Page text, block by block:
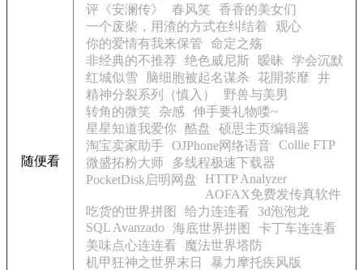
随便看
评《安澜传》
春风笑
香香的美女们
一个废柴，用渣的方式在纠结着
观心
你的爱情有我来保管
命定之殇
非经典的不推荐
绝色威尼斯 暧昧
学会沉默
红城似雪
脑细胞被起名谋杀 花開茶靡
井
精神分裂系列（慎入）
野兽与美男
转角的微笑
杂感
伸手要礼物喽~
星星知道我爱你 酷盘
硕思主页编辑器
淘宝卖家助手 OJPhone网络语音
Collie FTP
微盛拓粉大师
多线程极速下载器
PocketDisk启明网盘
HTTP Analyzer
AOFAX免费发传真软件
吃货的世界拼图
给力连连看
3d泡泡龙
SQL Avanzado 海底世界拼图
卡丁车连连看
美味点心连连看
魔法世界塔防
机甲狂神之世界末日
暴力摩托疾风版